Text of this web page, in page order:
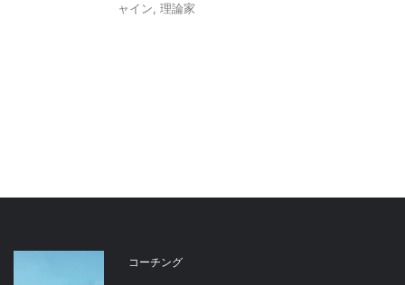
ャイン 理論家
コーチング